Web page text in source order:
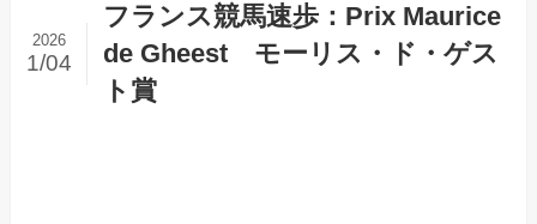
フランス競馬速歩：Prix Maurice
de Gheest モーリス・ド・ゲス
ト賞
2026
1/04